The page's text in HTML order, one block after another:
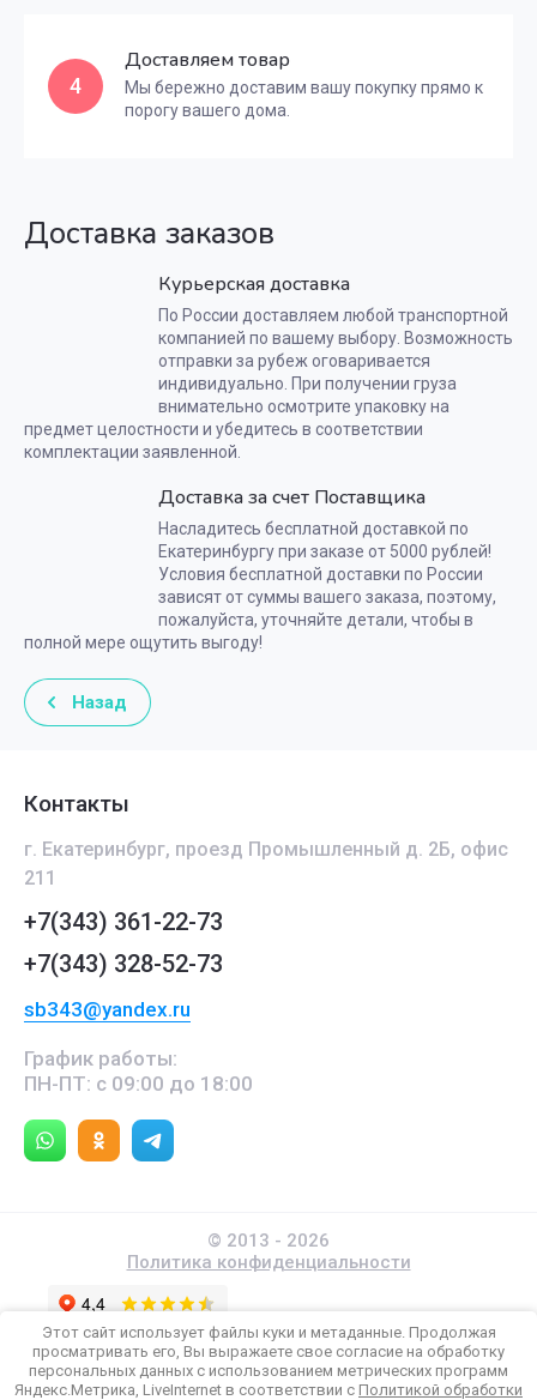
4
Доставляем товар
Мы бережно доставим вашу покупку прямо к
порогу вашего дома.
Доставка заказов
Курьерская доставка
По России доставляем любой транспортной
компанией по вашему выбору. Возможность
отправки за рубеж оговаривается
индивидуально. При получении груза
внимательно осмотрите упаковку на
предмет целостности и убедитесь в соответствии
комплектации заявленной.
Доставка за счет Поставщика
Насладитесь бесплатной доставкой по
Екатеринбургу при заказе от 5000 рублей!
Условия бесплатной доставки по России
зависят от суммы вашего заказа, поэтому,
пожалуйста, уточняйте детали, чтобы в
полной мере ощутить выгоду!
Назад
Контакты
г. Екатеринбург, проезд Промышленный д. 2Б, офис
211
+7(343) 361-22-73
+7(343) 328-52-73
sb343@yandex.ru
График работы:
ПН-ПТ: с 09:00 до 18:00
© 2013 - 2026
Политика конфиденциальности
Все материалы данного
сайта являются объектами авторского права.
Копирование информации запрещено
Этот сайт использует файлы куки и метаданные. Продолжая
просматривать его, Вы выражаете свое согласие на обработку
персональных данных с использованием метрических программ
Яндекс.Метрика, LiveInternet в соответствии с Политикой обработки